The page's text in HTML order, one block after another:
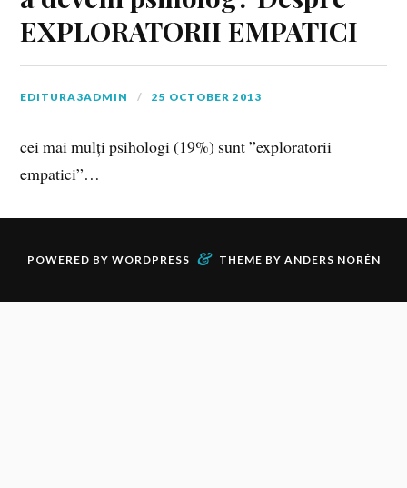
EXPLORATORII EMPATICI
EDITURA3ADMIN 25 OCTOBER 2013
cei mai mulți psihologi (19%) sunt ”exploratorii
empatici”…
POWERED BY WORDPRESS & THEME BY ANDERS NORÉN